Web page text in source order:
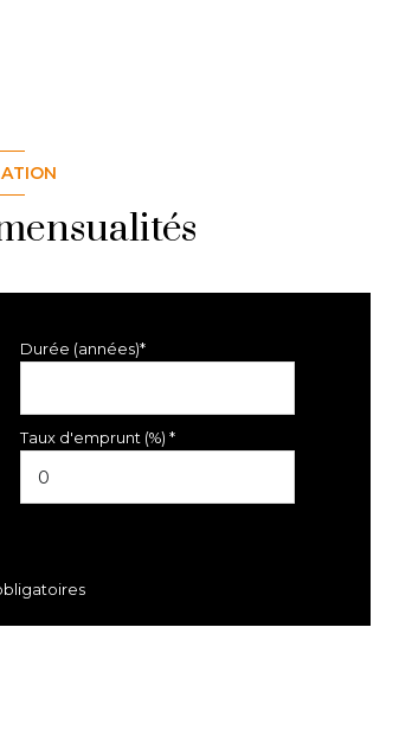
Durée (années)*
Taux d'emprunt (%) *